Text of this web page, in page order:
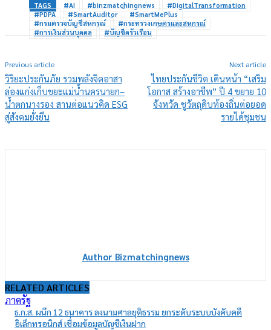
TAGS #AI #binzmatchingnews
#DigitalTransformation
#PDPA
#SmartAuditor
#SmartMePlus
#กรมตรวจบัญชีสหกรณ์
#กระทรวงเกษตรและสหกรณ์
#การเงินส่วนบุคคล
#บัญชีครัวเรือน
Previous article
วิริยะประกันภัย รวมพลังจิตอาสา
ล่องแก่งเก็บขยะแม่น้ำนครนายก–
น้ำตกนางรอง สานต่อแนวคิด ESG
สู่สังคมยั่งยืน
Next article
ไทยประกันชีวิต เดินหน้า “เสริม
โอกาส สร้างอาชีพ” ปี 4 ขยาย 10
จังหวัด ชูวัตถุดิบท้องถิ่นต่อยอด
รายได้ชุมชน
Author Bizmatchingnews
RELATED ARTICLES
ภาครัฐ
ธ.ก.ส. ผนึก 12 ธนาคาร ลงนามศาลยุติธรรม ยกระดับระบบบังคับคดี
อิเล็กทรอนิกส์ เชื่อมข้อมูลบัญชีเงินฝาก